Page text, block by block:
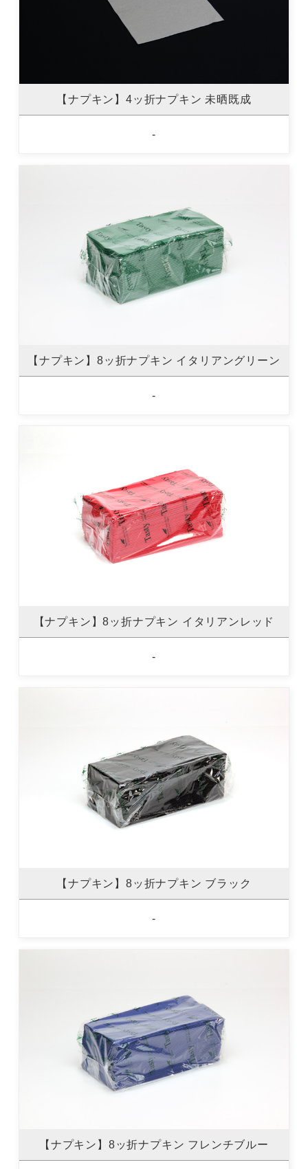
【ナプキン】4ッ折ナプキン 未晒既成
-
【ナプキン】8ッ折ナプキン イタリアングリーン
-
【ナプキン】8ッ折ナプキン イタリアンレッド
-
【ナプキン】8ッ折ナプキン ブラック
-
【ナプキン】8ッ折ナプキン フレンチブルー